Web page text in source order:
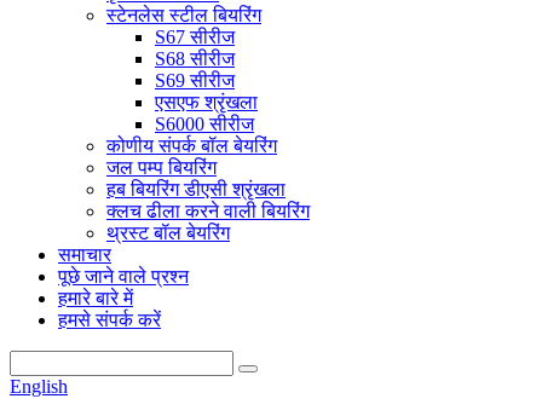
स्टेनलेस स्टील बियरिंग
S67 सीरीज
S68 सीरीज
S69 सीरीज
एसएफ श्रृंखला
S6000 सीरीज
कोणीय संपर्क बॉल बेयरिंग
जल पम्प बियरिंग
हब बियरिंग डीएसी श्रृंखला
क्लच ढीला करने वाली बियरिंग
थ्रस्ट बॉल बेयरिंग
समाचार
पूछे जाने वाले प्रश्न
हमारे बारे में
हमसे संपर्क करें
English